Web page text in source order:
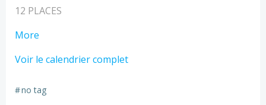
JOURS
12 PLACES
More
2
2
Voir le calendrier complet
#no tag